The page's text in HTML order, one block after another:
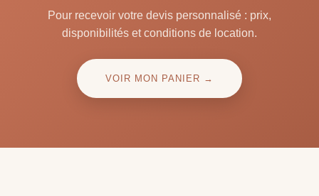
Pour recevoir votre devis personnalisé : prix,
disponibilités et conditions de location.
VOIR MON PANIER →